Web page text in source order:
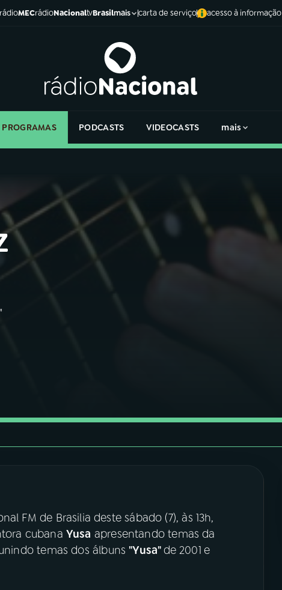
MECrádioNacionaltvBrasilmais carta de serviço acesso à informação
PROGRAMAS PODCASTS VIDEOCASTS mais
FM de Brasilia deste sábado (7), às 13h,
cubana Yusa apresentando temas da
temas dos álbuns "Yusa"de 2001 e